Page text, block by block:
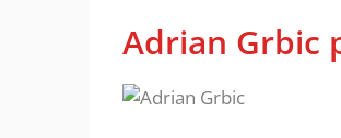
Adrian Grbic